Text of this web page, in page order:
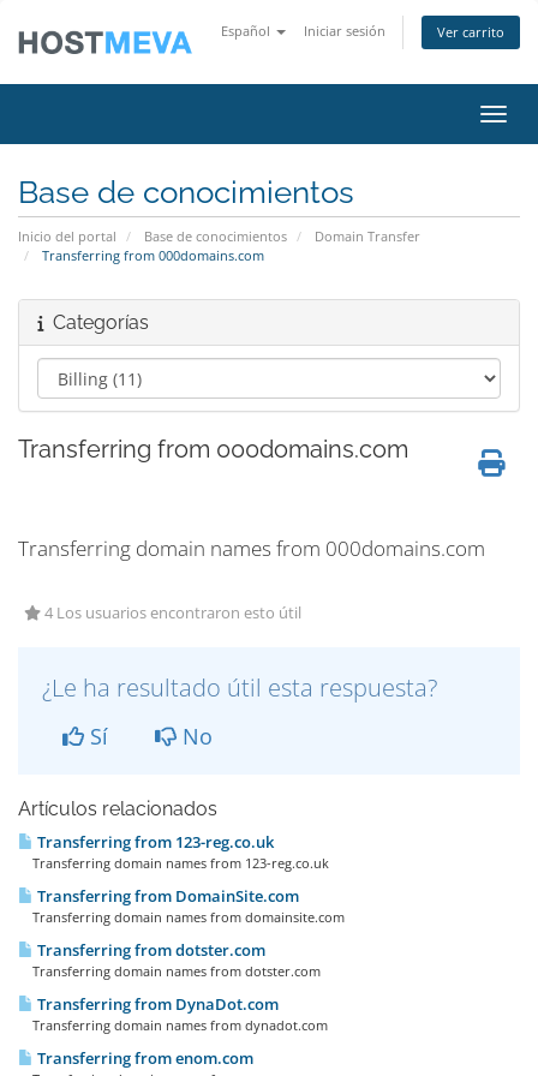
Español Iniciar sesión Ver carrito
Base de conocimientos
Inicio del portal Base de conocimientos
Domain Transfer
Transferring from 000domains.com
Categorías
Transferring from 000domains.com
Transferring domain names from 000domains.com
4 Los usuarios encontraron esto útil
¿Le ha resultado útil esta respuesta?
Sí No
Artículos relacionados
Transferring from 123-reg.co.uk
Transferring domain names from 123-reg.co.uk
Transferring from DomainSite.com
Transferring domain names from domainsite.com
Transferring from dotster.com
Transferring domain names from dotster.com
Transferring from DynaDot.com
Transferring domain names from dynadot.com
Transferring from enom.com